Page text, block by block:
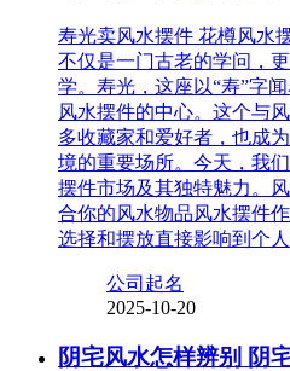
寿光卖风水摆件 花樽风水
不仅是一门古老的学问，
学。寿光，这座以“寿”字
风水摆件的中心。这个与
多收藏家和爱好者，也成
境的重要场所。今天，我
摆件市场及其独特魅力。
合你的风水物品风水摆件
选择和摆放直接影响到个
公司起名
2025-10-20
阴宅风水怎样辨别 阴